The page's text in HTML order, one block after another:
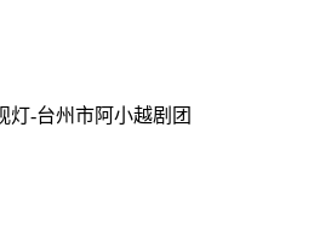
灯-台州市阿小越剧团